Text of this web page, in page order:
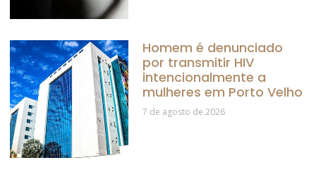
Homem é denunciado
por transmitir HIV
intencionalmente a
mulheres em Porto Velho
7 de agosto de 2026